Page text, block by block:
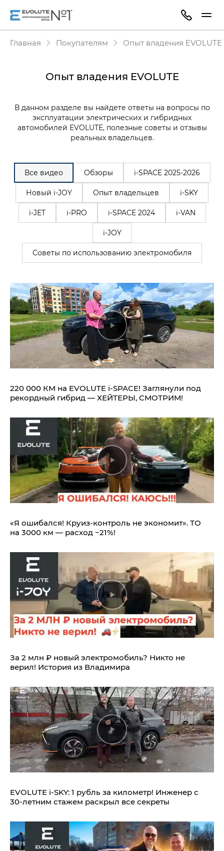
Главная Покупателям Опыт владения EVOLUTE
Опыт владения EVOLUTE
В данном разделе вы найдете ответы на вопросы по
эксплуатации электрических и гибридных
автомобилей EVOLUTE, полезные советы и отзывы
реальных владельцев.
Все видео Обзоры i‑SPACE 2025-2026
Новый i-JOY Опыт владельцев i-SKY
i-JET i-PRO i-SPACE 2024 i-VAN
i-JOY
Советы по использованию электромобиля
220 000 КМ на EVOLUTE i‑SPACE! Заглянули под
рекордный гибрид — ХЕЙТЕРЫ, СМОТРИМ!
«Я ошибался! Круиз-контроль не экономит». ТО
на 3000 км — расход −21%!
За 2 млн ₽ новый электромобиль? Никто не
верил! История из Владимира
EVOLUTE i‑SKY: 1 рубль за километр! Инженер с
30-летним стажем раскрыл все секреты